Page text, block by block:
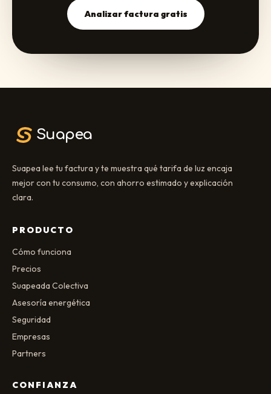
Analizar factura gratis
Suapea
Suapea lee tu factura y te muestra qué tarifa de luz encaja
mejor con tu consumo, con ahorro estimado y explicación
clara.
PRODUCTO
Cómo funciona
Precios
Suapeada Colectiva
Asesoría energética
Seguridad
Empresas
Partners
CONFIANZA